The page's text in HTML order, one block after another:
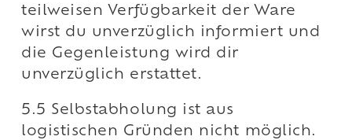
teilweisen Verfügbarkeit der Ware
wirst du unverzüglich informiert und
die Gegenleistung wird dir
unverzüglich erstattet.
5.5 Selbstabholung ist aus
logistischen Gründen nicht möglich.